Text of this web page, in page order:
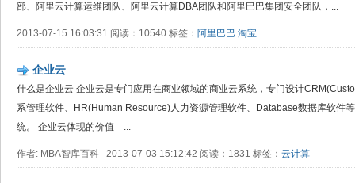
部、阿里云计算运维团队、阿里云计算DBA团队和阿里巴巴集团安全团队，...
2013-07-15 16:03:31 阅读：10540 标签： 阿里巴巴 淘宝
企业云
什么是企业云 企业云是专门应用在商业领域的商业云系统，专门设计
系管理软件、HR(Human Resource)人力资源管理软件、Database数据库软件
统。 企业云体现的价值 ...
作者: MBA智库百科 2013-07-03 15:12:42 阅读：1831 标签： 云计算